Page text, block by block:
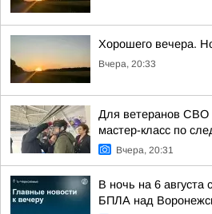
Хорошего вечера.
Вчера, 20:33
Для ветеранов СВО
мастер-класс по
Вчера, 20:31
В ночь на 6
БПЛА над